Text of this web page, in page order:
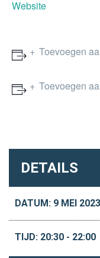
Website
Toevoegen
Toevoegen
DETAILS
DATUM: 9 MEI 2023
TIJD: 20:30 - 22:00